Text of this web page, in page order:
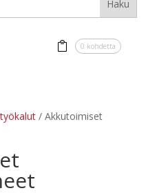
0 kohdetta
/ Akkutoimiset